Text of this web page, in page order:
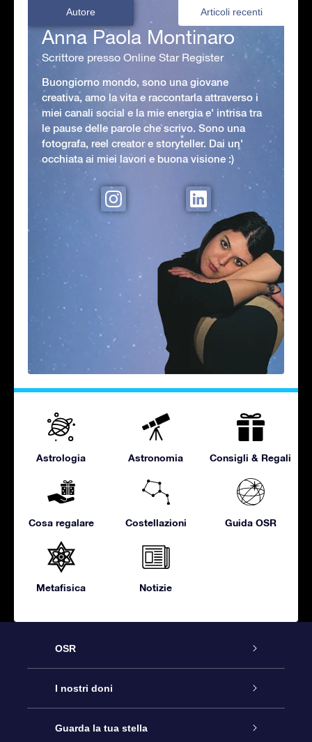
Autore Articoli recenti
Anna Paola Montinaro
Scrittore presso Online Star Register
Buongiorno mondo, sono una giovane
creativa, amo la vita e raccontarla attraverso i
miei canali social e la mie energia e' intrisa tra
le pause delle parole che scrivo. Sono una
fotografa, reel creator e storyteller. Dai un'
occhiata ai miei lavori e buona visione :)
Astrologia Astronomia Consigli & Regali
Cosa regalare Costellazioni Guida OSR
Metafisica Notizie
OSR
Assistenza
Contattaci
I nostri doni
Online Star Gift
Guarda la tua stella